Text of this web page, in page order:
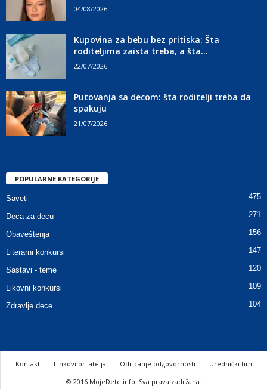
04/08/2026
Kupovina za bebu bez pritiska: Šta
roditeljima zaista treba, a šta...
22/07/2026
Putovanja sa decom: šta roditelji treba da
spakuju
21/07/2026
POPULARNE KATEGORIJE
Saveti 475
Deca za decu 271
Obaveštenja 156
Literarni konkursi 147
Sastavi - teme 120
Likovni konkursi 109
Zdravlje dece 104
Kontakt Linkovi prijatelja Odricanje odgovornosti
Urednički tim
© 2016 MojeDete.info. Sva prava zadržana.